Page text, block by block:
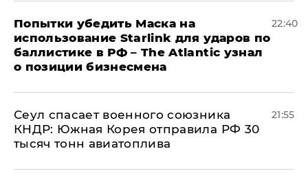
Попытки убедить Маска на
использование Starlink для ударов по
баллистике в РФ – The Atlantic узнал
о позиции бизнесмена
22:40
​Сеул спасает военного союзника
КНДР: Южная Корея отправила РФ 30
тысяч тонн авиатоплива
21:55